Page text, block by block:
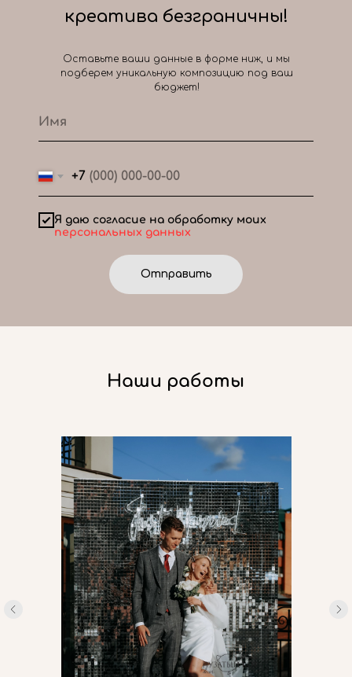
+7
Я даю согласие на обработку моих
персональных данных
Отправить
креатива безграничны!
Оставьте ваши данные в форме ниж, и мы
подберем уникальную композицию под ваш
бюджет!
Наши работы